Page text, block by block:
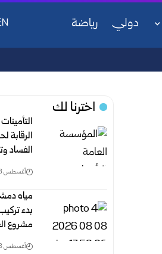
دولي رياضة
اخترنا لك
الرقابة
‏الفساد
أغسطس 8, 2026
مياه
بدء
مشروع
أغسطس 8, 2026